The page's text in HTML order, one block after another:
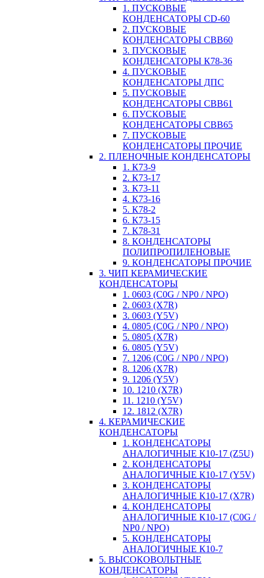
1. ПУСКОВЫЕ
КОНДЕНСАТОРЫ CD-60
2. ПУСКОВЫЕ
КОНДЕНСАТОРЫ CBB60
3. ПУСКОВЫЕ
КОНДЕНСАТОРЫ К78-36
4. ПУСКОВЫЕ
КОНДЕНСАТОРЫ ДПС
5. ПУСКОВЫЕ
КОНДЕНСАТОРЫ CBB61
6. ПУСКОВЫЕ
КОНДЕНСАТОРЫ CBB65
7. ПУСКОВЫЕ
КОНДЕНСАТОРЫ ПРОЧИЕ
2. ПЛЕНОЧНЫЕ КОНДЕНСАТОРЫ
1. К73-9
2. К73-17
3. К73-11
4. К73-16
5. К78-2
6. К73-15
7. К78-31
8. КОНДЕНСАТОРЫ
ПОЛИПРОПИЛЕНОВЫЕ
9. КОНДЕНСАТОРЫ ПРОЧИЕ
3. ЧИП КЕРАМИЧЕСКИЕ
КОНДЕНСАТОРЫ
1. 0603 (C0G / NP0 / NPO)
2. 0603 (X7R)
3. 0603 (Y5V)
4. 0805 (C0G / NP0 / NPO)
5. 0805 (X7R)
6. 0805 (Y5V)
7. 1206 (C0G / NP0 / NPO)
8. 1206 (X7R)
9. 1206 (Y5V)
10. 1210 (X7R)
11. 1210 (Y5V)
12. 1812 (X7R)
4. КЕРАМИЧЕСКИЕ
КОНДЕНСАТОРЫ
1. КОНДЕНСАТОРЫ
АНАЛОГИЧНЫЕ К10-17 (Z5U)
2. КОНДЕНСАТОРЫ
АНАЛОГИЧНЫЕ К10-17 (Y5V)
3. КОНДЕНСАТОРЫ
АНАЛОГИЧНЫЕ К10-17 (X7R)
4. КОНДЕНСАТОРЫ
АНАЛОГИЧНЫЕ К10-17 (C0G /
NP0 / NPO)
5. КОНДЕНСАТОРЫ
АНАЛОГИЧНЫЕ К10-7
5. ВЫСОКОВОЛЬТНЫЕ
КОНДЕНСАТОРЫ